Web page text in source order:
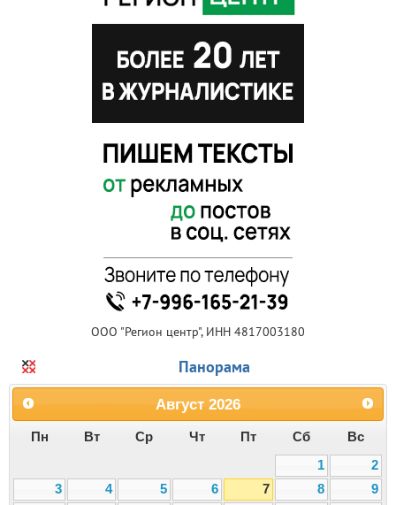
ООО "Регион центр", ИНН 4817003180
Панорама
Август 2026
Пн Вт Ср Чт Пт Сб
Вс
1
2
3
4 5 6 7 8
9